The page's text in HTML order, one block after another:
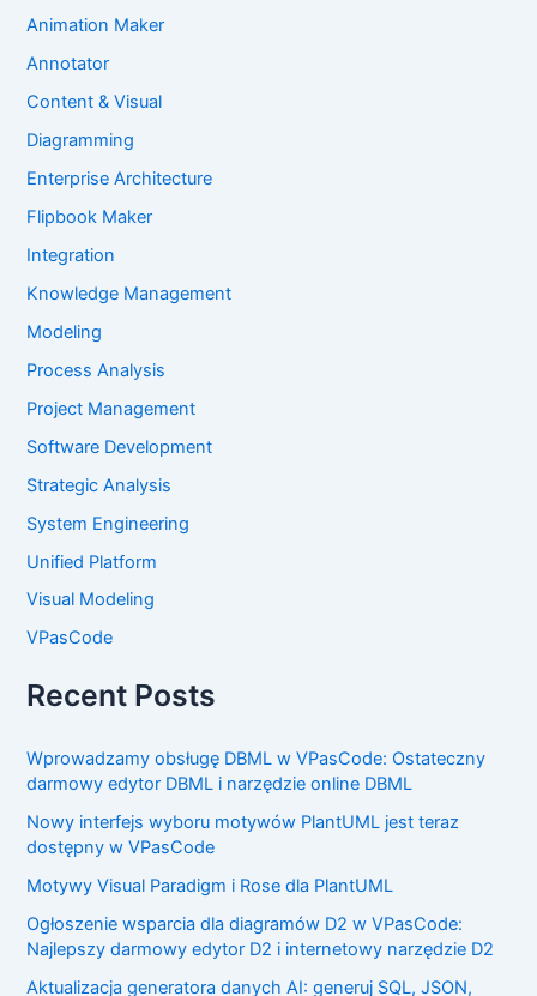
Animation Maker
Annotator
Content & Visual
Diagramming
Enterprise Architecture
Flipbook Maker
Integration
Knowledge Management
Modeling
Process Analysis
Project Management
Software Development
Strategic Analysis
System Engineering
Unified Platform
Visual Modeling
VPasCode
Recent Posts
Wprowadzamy obsługę DBML w VPasCode: Ostateczny
darmowy edytor DBML i narzędzie online DBML
Nowy interfejs wyboru motywów PlantUML jest teraz
dostępny w VPasCode
Motywy Visual Paradigm i Rose dla PlantUML
Ogłoszenie wsparcia dla diagramów D2 w VPasCode:
Najlepszy darmowy edytor D2 i internetowy narzędzie D2
Aktualizacja generatora danych AI: generuj SQL, JSON,